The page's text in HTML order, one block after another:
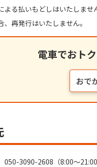
る払いもどしはいたしませ
再発行はいたしません。
電車でおト
おで
3090-2608（8:00～21:00